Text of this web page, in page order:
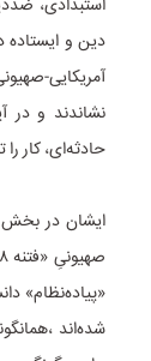
استبدادی،
دین و ایستاده
آمریکایی-
نشاندند و در
حادثه‌ای، کار
ایشان در بخش
«پیاده‌نظام»
شده‌اند